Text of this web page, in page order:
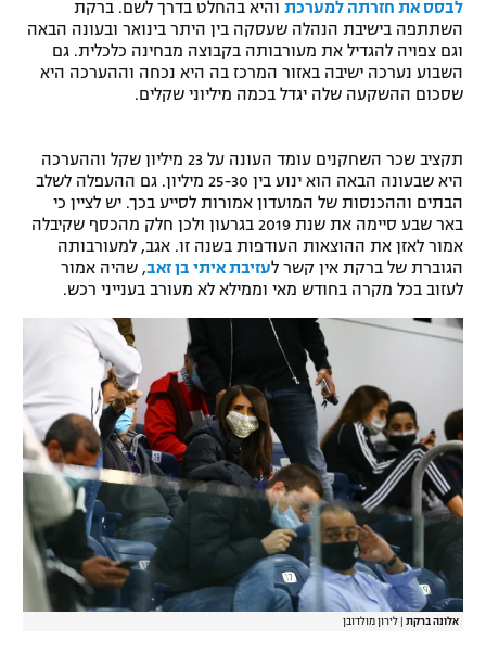
תנאי שימוש
מדיניות פרטיות
תקנון פעילות ספורט 1
רשיון להקרנה פומבית לבית עסק
הצטרפות לחבילת הערוצים
המגזין
אומנויות לחימה
גיימינג E-Sports
לבסס את חזרתה למערכת והיא בהחלט בדרך לשם. ברקת
השתתפה בישיבת הנהלה שעסקה בין היתר בינואר ובעונה הבאה
וגם צפויה להגדיל את מעורבותה בקבוצה מבחינה כלכלית. גם
השבוע נערכה ישיבה באזור המרכז בה היא נכחה וההערכה היא
שסכום ההשקעה שלה יגדל בכמה מיליוני שקלים.
תקציב שכר השחקנים עומד העונה על 23 מיליון שקל וההערכה
היא שבעונה הבאה הוא ינוע בין 25-30 מיליון. גם ההעפלה לשלב
הבתים וההכנסות של המועדון אמורות לסייע בכך. יש לציין כי
באר שבע סיימה את שנת 2019 בגרעון ולכן חלק מהכסף שקיבלה
אמור לאזן את ההוצאות העודפות בשנה זו. אגב, למעורבותה
הגוברת של ברקת אין קשר לעזיבת איתי בן זאב, שהיה אמור
לעזוב בכל מקרה בחודש מאי וממילא לא מעורב בענייני רכש.
אלונה ברקת לירון מולדובן